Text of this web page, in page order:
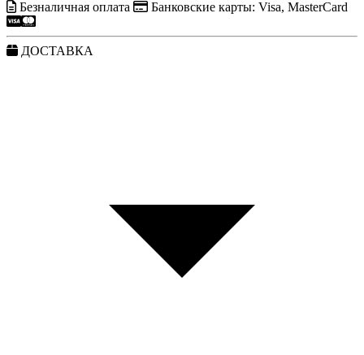
Безналичная оплата Банковские карты: Visa, MasterCard
ДОСТАВКА